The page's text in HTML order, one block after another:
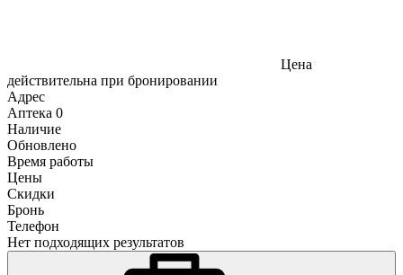
Цена
действительна при бронировании
Адрес
Аптека 0
Наличие
Обновлено
Время работы
Цены
Скидки
Бронь
Телефон
Нет подходящих результатов